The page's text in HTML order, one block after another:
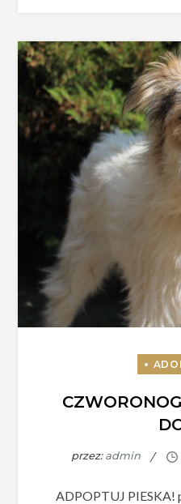
przez:admin
ADPOPTUJ